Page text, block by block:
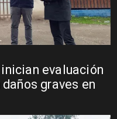
inician evaluación
graves en